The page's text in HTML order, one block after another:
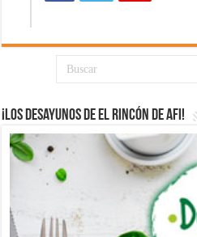
¡Los desayunos de El Rincón de Afi!